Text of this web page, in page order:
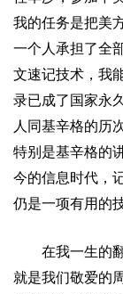
我的任务是把美
一个人承担了全
文速记技术，我
录已成了国家永
人同基辛格的历
特别是基辛格的
今的信息时代，
仍是一项有用的
在我一生的
就是我们敬爱的